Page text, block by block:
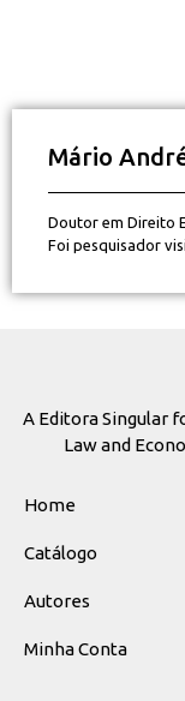
Mário
Doutor em Direito
Foi pesquisador
A Editora Singular
Law and
Home
Catálogo
Autores
Minha Conta